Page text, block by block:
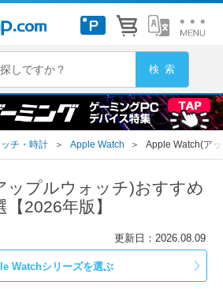
チ・時計 ＞ Apple Watch ＞ Apple Watch(ア
ップルウォッチ)おすすめ
【2026年版】
更新日：2026.08.09
Watchシリーズを選ぶ